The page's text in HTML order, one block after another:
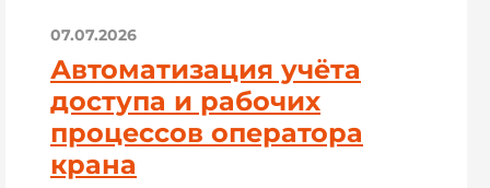
07.07.2026
Автоматизация учёта
доступа и рабочих
процессов оператора
крана